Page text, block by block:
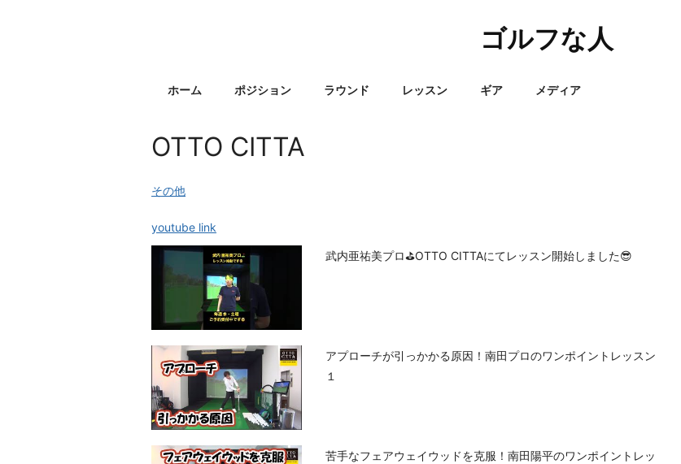
ゴルフな人
ホーム ポジション ラウンド レッスン ギア メディア
OTTO CITTA
その他
youtube link
武内亜祐美プロ⛳️OTTO CITTAにてレッスン開始しました😎
アプローチが引っかかる原因！南田プロのワンポイントレッスン
１
苦手なフェアウェイウッドを克服！南田陽平のワンポイントレッ